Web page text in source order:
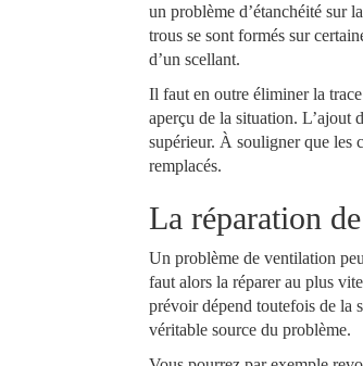
un problème d’étanchéité sur
trous se sont formés sur
d’un scellant.
Il faut en outre éliminer la
aperçu de la situation. L’ajout
supérieur. À souligner que les
remplacés.
La réparation
Un problème de ventilation
faut alors la réparer au plus
prévoir dépend toutefois de la
véritable source du problème.